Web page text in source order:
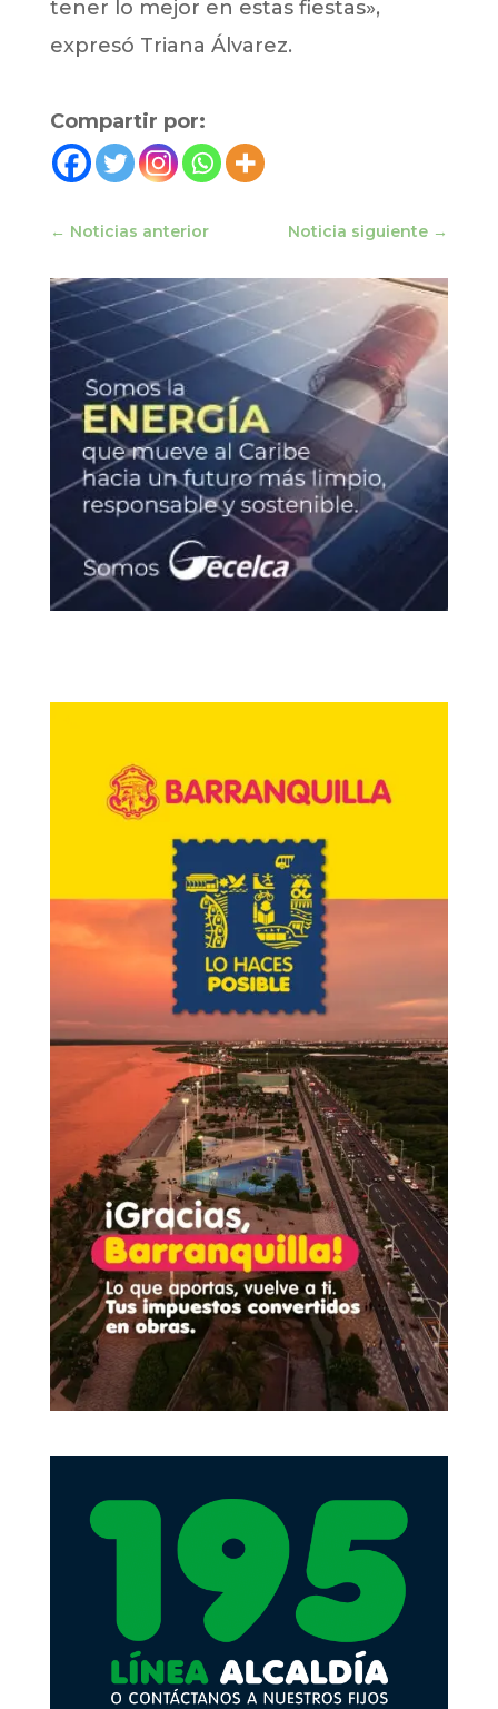
tener lo mejor en estas fiestas»,
expresó Triana Álvarez.
Compartir por:
← Noticias anterior Noticia siguiente →